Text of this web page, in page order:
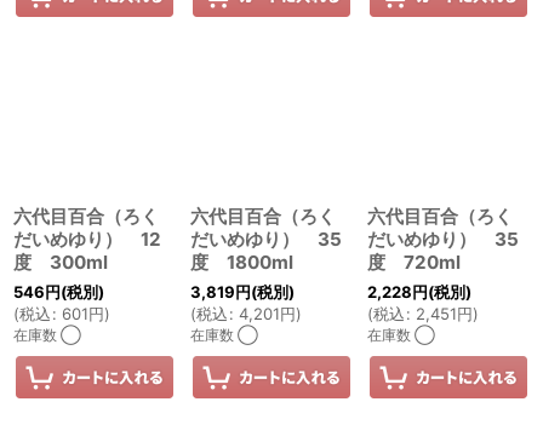
六代目百合（ろく
だいめゆり） 12
度 300ml
546円(税別)
(税込: 601円)
在庫数 ◯
六代目百合（ろく
だいめゆり） 35
度 1800ml
3,819円(税別)
(税込: 4,201円)
在庫数 ◯
六代目百合（ろく
だいめゆり） 35
度 720ml
2,228円(税別)
(税込: 2,451円)
在庫数 ◯